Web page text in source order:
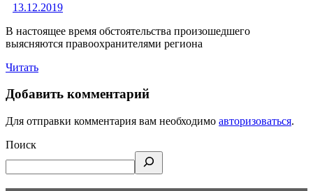
13.12.2019
В настоящее время обстоятельства произошедшего
выясняются правоохранителями региона
Читать
Добавить комментарий
Для отправки комментария вам необходимо авторизоваться.
Поиск